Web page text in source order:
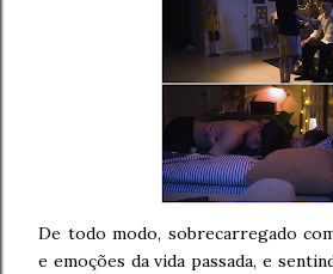
De todo modo, sobrecarregado
e emoções da vida passada, e